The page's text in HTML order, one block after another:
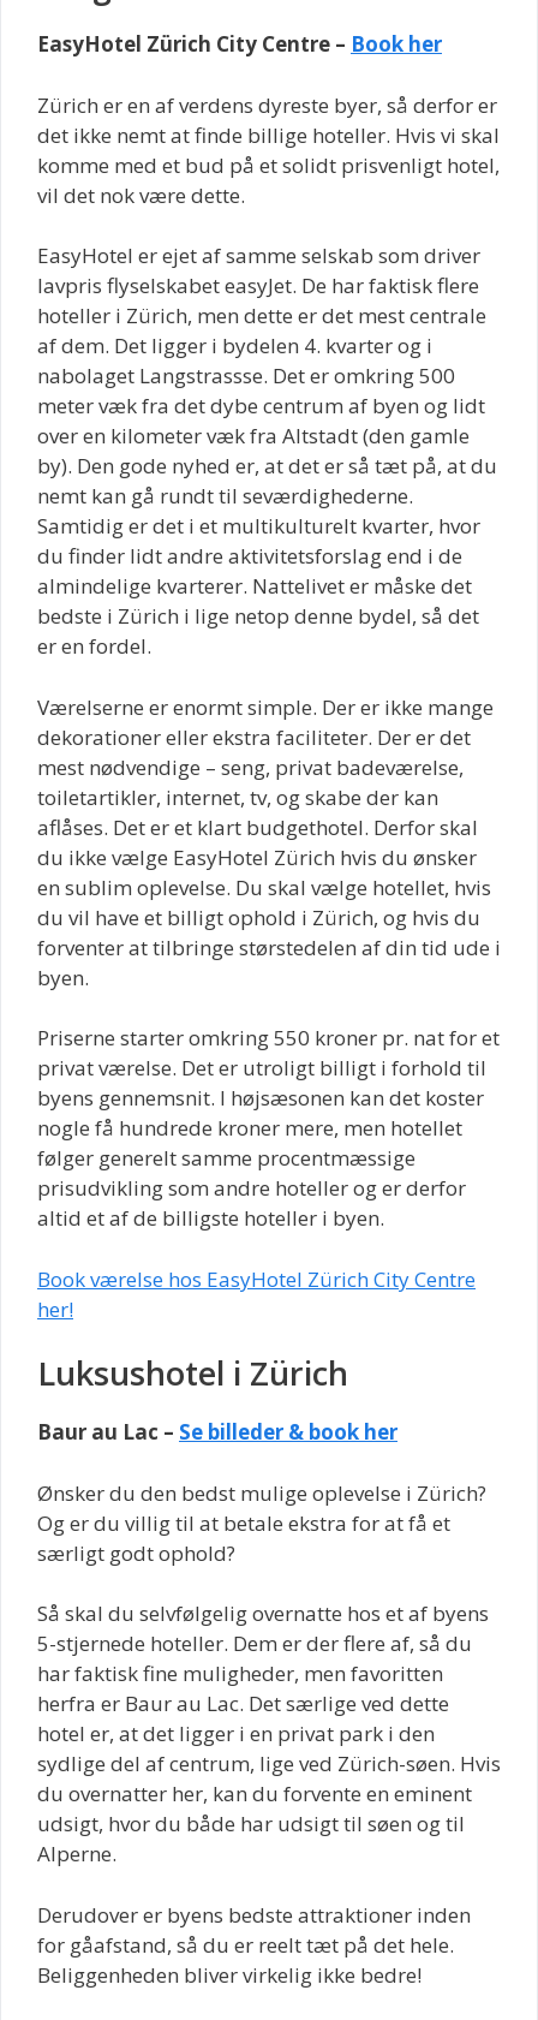
EasyHotel Zürich City Centre – Book her
Zürich er en af verdens dyreste byer, så derfor er
det ikke nemt at finde billige hoteller. Hvis vi skal
komme med et bud på et solidt prisvenligt hotel,
vil det nok være dette.
EasyHotel er ejet af samme selskab som driver
lavpris flyselskabet easyJet. De har faktisk flere
hoteller i Zürich, men dette er det mest centrale
af dem. Det ligger i bydelen 4. kvarter og i
nabolaget Langstrassse. Det er omkring 500
meter væk fra det dybe centrum af byen og lidt
over en kilometer væk fra Altstadt (den gamle
by). Den gode nyhed er, at det er så tæt på, at du
nemt kan gå rundt til seværdighederne.
Samtidig er det i et multikulturelt kvarter, hvor
du finder lidt andre aktivitetsforslag end i de
almindelige kvarterer. Nattelivet er måske det
bedste i Zürich i lige netop denne bydel, så det
er en fordel.
Værelserne er enormt simple. Der er ikke mange
dekorationer eller ekstra faciliteter. Der er det
mest nødvendige – seng, privat badeværelse,
toiletartikler, internet, tv, og skabe der kan
aflåses. Det er et klart budgethotel. Derfor skal
du ikke vælge EasyHotel Zürich hvis du ønsker
en sublim oplevelse. Du skal vælge hotellet, hvis
du vil have et billigt ophold i Zürich, og hvis du
forventer at tilbringe størstedelen af din tid ude i
byen.
Priserne starter omkring 550 kroner pr. nat for et
privat værelse. Det er utroligt billigt i forhold til
byens gennemsnit. I højsæsonen kan det koster
nogle få hundrede kroner mere, men hotellet
følger generelt samme procentmæssige
prisudvikling som andre hoteller og er derfor
altid et af de billigste hoteller i byen.
Book værelse hos EasyHotel Zürich City Centre
her!
Luksushotel i Zürich
Baur au Lac – Se billeder & book her
Ønsker du den bedst mulige oplevelse i Zürich?
Og er du villig til at betale ekstra for at få et
særligt godt ophold?
Så skal du selvfølgelig overnatte hos et af byens
5-stjernede hoteller. Dem er der flere af, så du
har faktisk fine muligheder, men favoritten
herfra er Baur au Lac. Det særlige ved dette
hotel er, at det ligger i en privat park i den
sydlige del af centrum, lige ved Zürich-søen. Hvis
du overnatter her, kan du forvente en eminent
udsigt, hvor du både har udsigt til søen og til
Alperne.
Derudover er byens bedste attraktioner inden
for gåafstand, så du er reelt tæt på det hele.
Beliggenheden bliver virkelig ikke bedre!